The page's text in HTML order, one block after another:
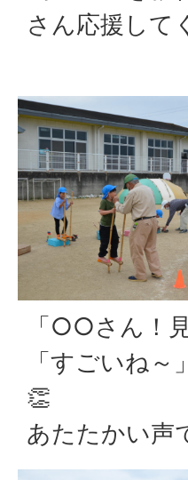
さん応援して
「○○さん！
「すごいね
👏
あたたかい声